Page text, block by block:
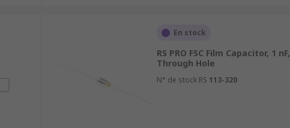
En stock
RS PRO FSC Film Capacitor, 1 nF,
Through Hole
N° de stock RS 113-320